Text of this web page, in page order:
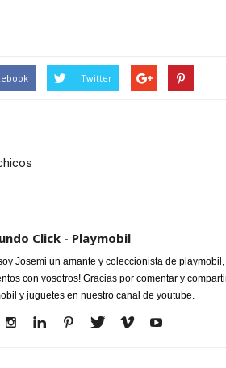
Twitter
Click - Playmobil
Josemi un amante y coleccionista de
con vosotros! Gracias por comentar y
y juguetes en nuestro canal de youtube.